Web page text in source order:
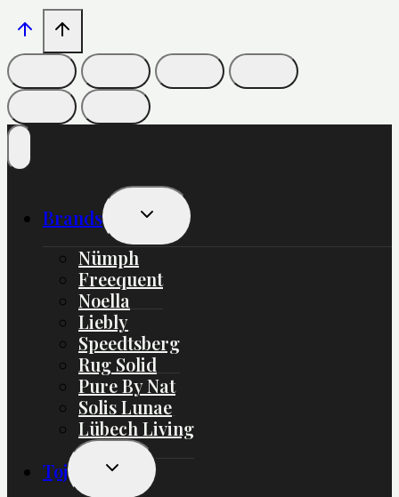
Brands
Skift
Undermenu
Nümph
Freequent
Noella
Liebly
Speedtsberg
Rug Solid
Pure By Nat
Solis Lunae
Lübech Living
Tøj
Skift
Undermenu